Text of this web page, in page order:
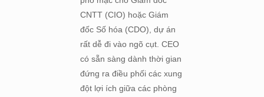
CNTT (CIO) hoặc Giám
đốc Số hóa (CDO), dự án
rất dễ đi vào ngõ cụt. CEO
có sẵn sàng dành thời gian
đứng ra điều phối các xung
đột lợi ích giữa các phòng